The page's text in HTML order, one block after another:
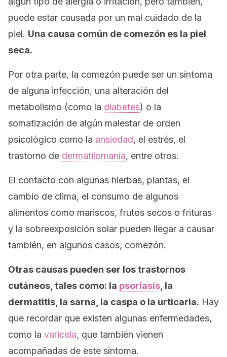
puede estar causada por un mal cuidado de la
piel. Una causa común de comezón es la piel
seca.
Por otra parte, la comezón puede ser un síntoma
de alguna infección, una alteración del
metabolismo (como la diabetes) o la
somatización de algún malestar de orden
psicológico como la ansiedad, el estrés, el
trastorno de dermatilomanía, entre otros.
El contacto con algunas hierbas, plantas, el
cambio de clima, el consumo de algunos
alimentos como mariscos, frutos secos o frituras
y la sobreexposición solar pueden llegar a causar
también, en algunos casos, comezón.
Otras causas pueden ser los trastornos
cutáneos, tales como: la psoriasis , la
dermatitis, la sarna, la caspa o la urticaria. Hay
que recordar que existen algunas enfermedades,
como la varicela, que también vienen
acompañadas de este síntoma.